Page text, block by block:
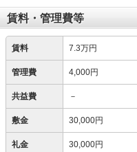
賃料・管理費等
賃料 7.3万円
管理費 4,000円
共益費 －
敷金 30,000円
礼金 30,000円